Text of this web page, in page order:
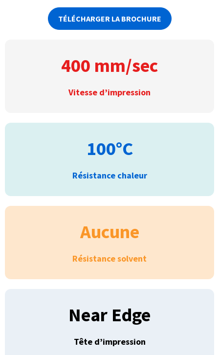
TÉLÉCHARGER LA BROCHURE
400 mm/sec
Vitesse d’impression
100°C
Résistance chaleur
Aucune
Résistance solvent
Near Edge
Tête d’impression